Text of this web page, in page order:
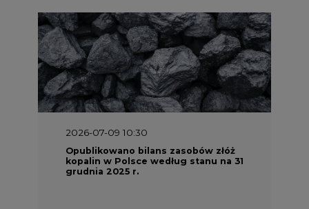
2026-07-09 10:30
Opublikowano bilans zasobów złóż
kopalin w Polsce według stanu na 31
grudnia 2025 r.